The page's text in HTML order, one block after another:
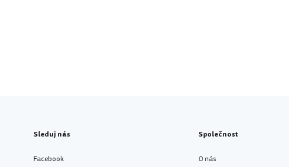
Sleduj nás
Facebook
Společnost
O nás